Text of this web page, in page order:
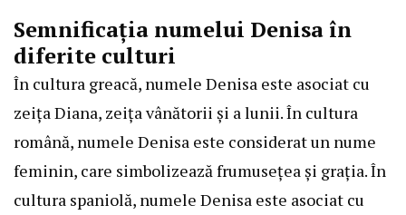
Semnificația numelui Denisa în
diferite culturi
În cultura greacă, numele Denisa este asociat cu
zeița Diana, zeița vânătorii și a lunii. În cultura
română, numele Denisa este considerat un nume
feminin, care simbolizează frumusețea și grația. În
cultura spaniolă, numele Denisa este asociat cu